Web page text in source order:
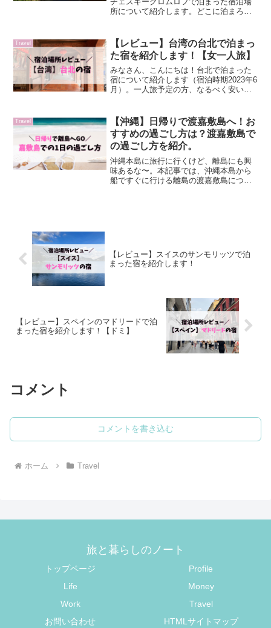
所について紹介します。どこに泊まろう
合ドミ6人部屋に泊まりました。チェスキ
ークロムロフはプラハか...
Travel
【レビュー】台湾の台北で泊まっ
た宿を紹介します！【女一人旅】
みなさん、こんにちは！台北で泊まった
宿について紹介します（宿泊時期2023年6
月）。一人旅予定の方、なるべく安いと
(4Plus Hostel)今回は、4プラスホステ...
Travel
【沖縄】日帰りで渡嘉敷島へ！お
すすめの過ごし方は？渡嘉敷島で
の過ごし方を紹介。
沖縄本島に旅行に行くけど、離島にも興
味あるな〜。本記事では、沖縄本島から
船ですぐに行ける離島の渡嘉敷島につい
【レビュー】スイスのサンモリッツで泊
まった宿を紹介します！
【レビュー】スペインのマドリードで泊
まった宿を紹介します！【ドミ】
コメント
コメントを書き込む
ホーム Travel
旅と暮らしのノート
トップページ
Profile
Life
Money
Work
Travel
お問い合わせ
HTMLサイトマップ